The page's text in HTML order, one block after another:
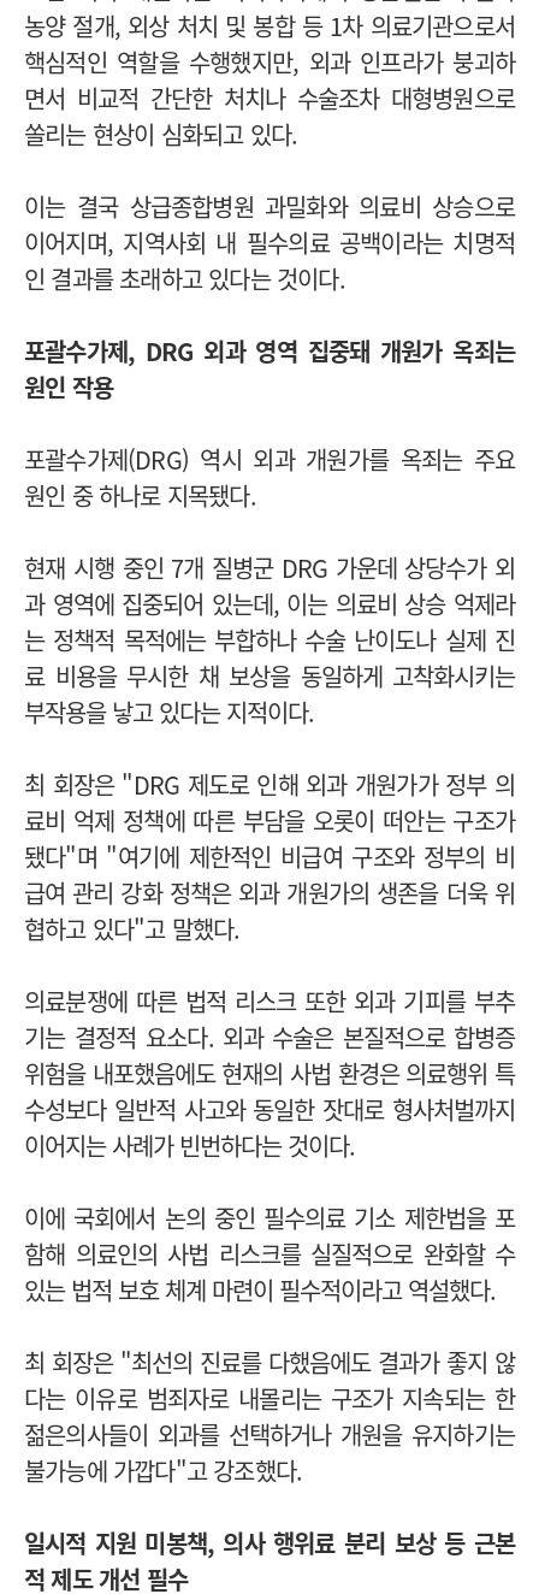
농양 절개, 외상 처치 및 봉합 등 1차 의료기관으로서
핵심적인 역할을 수행했지만, 외과 인프라가 붕괴하
면서 비교적 간단한 처치나 수술조차 대형병원으로
쏠리는 현상이 심화되고 있다.
이는 결국 상급종합병원 과밀화와 의료비 상승으로
이어지며, 지역사회 내 필수의료 공백이라는 치명적
인 결과를 초래하고 있다는 것이다.
포괄수가제, DRG 외과 영역 집중돼 개원가 옥죄는
원인 작용
포괄수가제(DRG) 역시 외과 개원가를 옥죄는 주요
원인 중 하나로 지목됐다.
현재 시행 중인 7개 질병군 DRG 가운데 상당수가 외
과 영역에 집중되어 있는데, 이는 의료비 상승 억제라
는 정책적 목적에는 부합하나 수술 난이도나 실제 진
료 비용을 무시한 채 보상을 동일하게 고착화시키는
부작용을 낳고 있다는 지적이다.
최 회장은 "DRG 제도로 인해 외과 개원가가 정부 의
료비 억제 정책에 따른 부담을 오롯이 떠안는 구조가
됐다"며 "여기에 제한적인 비급여 구조와 정부의 비
급여 관리 강화 정책은 외과 개원가의 생존을 더욱 위
협하고 있다"고 말했다.
의료분쟁에 따른 법적 리스크 또한 외과 기피를 부추
기는 결정적 요소다. 외과 수술은 본질적으로 합병증
위험을 내포했음에도 현재의 사법 환경은 의료행위 특
수성보다 일반적 사고와 동일한 잣대로 형사처벌까지
이어지는 사례가 빈번하다는 것이다.
이에 국회에서 논의 중인 필수의료 기소 제한법을 포
함해 의료인의 사법 리스크를 실질적으로 완화할 수
있는 법적 보호 체계 마련이 필수적이라고 역설했다.
최 회장은 "최선의 진료를 다했음에도 결과가 좋지 않
다는 이유로 범죄자로 내몰리는 구조가 지속되는 한
젊은의사들이 외과를 선택하거나 개원을 유지하기는
불가능에 가깝다"고 강조했다.
일시적 지원 미봉책, 의사 행위료 분리 보상 등 근본
적 제도 개선 필수